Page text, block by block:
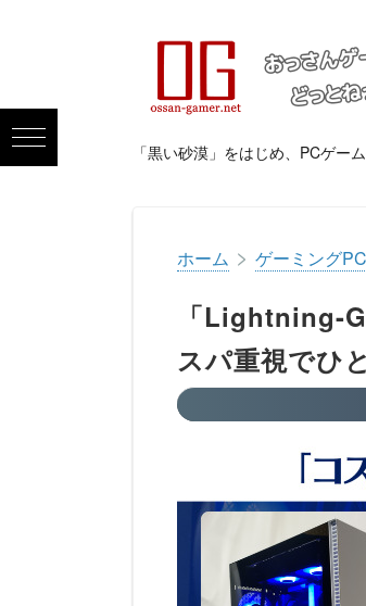
「黒い砂漠」をはじめ、PCゲー
ホーム > ゲーミング
「Lightning-
スパ重視でひ